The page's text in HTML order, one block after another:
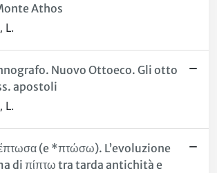
Athos
L.
Nuovo Ottoeco. Gli otto
apostoli
L.
(e *πτώσω). L’evoluzione
di πίπτω tra tarda antichità e